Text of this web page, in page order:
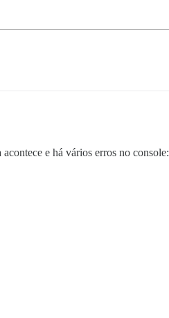
e há vários erros no console: